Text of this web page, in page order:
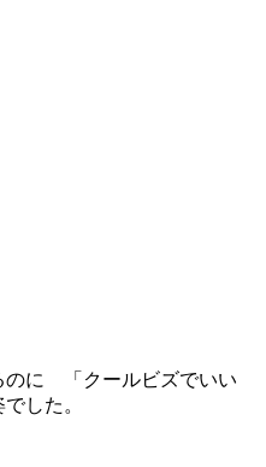
に 「クールビズでいい
した。